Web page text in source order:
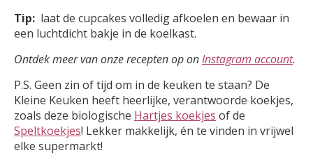
Tip: laat de cupcakes volledig afkoelen en bewaar in
een luchtdicht bakje in de koelkast.
Ontdek meer van onze recepten op onInstagram account.
P.S. Geen zin of tijd om in de keuken te staan? De
Kleine Keuken heeft heerlijke, verantwoorde koekjes,
zoals deze biologische Hartjes koekjes of de
Speltkoekjes! Lekker makkelijk, én te vinden in vrijwel
elke supermarkt!